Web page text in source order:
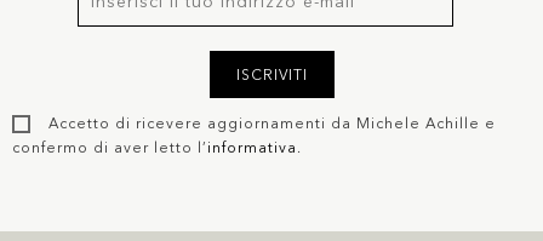
ISCRIVITI
Accetto di ricevere aggiornamenti da Michele Achille e
confermo di aver letto l’ informativa .